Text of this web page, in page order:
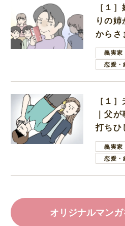
［１
りの
からさ
母義実家
恋愛・
［１
｜父
打ちひ
葉で励
義実家
恋愛・
オリジナルマン